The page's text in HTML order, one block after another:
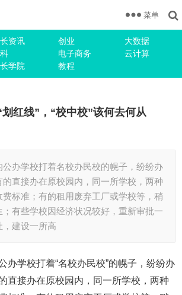
资讯 创业
大数据
电子商务
云计算
学院 教程
菜单
红线”，“校中校”该何去何从
公办学校打着名校办民校的幌子，纷纷办
的直接办在原校园内，同一所学校，两种
费标准；有的租用废弃工厂或学校等，稍
；有些学校因经济状况较好，重新审批一
建设一所高
办学校打着“名校办民校”的幌子，纷纷办
直接办在原校园内，同一所学校，两种